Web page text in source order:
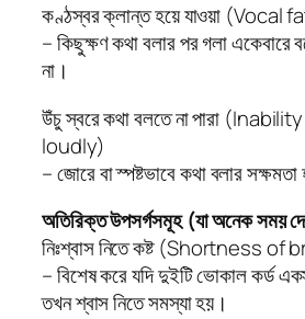
কণ্ঠস্বর ক্লান্ত হয়ে যাওয়া (Vocal
– কিছুক্ষণ কথা বলার পর গলা একেবারে
না।
উঁচু স্বরে কথা বলতে না পারা
loudly)
– জোরে বা স্পষ্টভাবে কথা বলার সক্ষমতা
অতিরিক্ত উপসর্গসমূহ (যা অনেক সময়
নিঃশ্বাস নিতে কষ্ট (Shortness of
– বিশেষ করে যদি দুইটি ভোকাল কর্ড
তখন শ্বাস নিতে সমস্যা হয়।